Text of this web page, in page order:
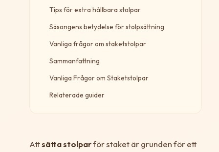
Tips för extra hållbara stolpar
Säsongens betydelse för stolpsättning
Vanliga frågor om staketstolpar
Sammanfattning
Vanliga Frågor om Staketstolpar
Relaterade guider
Attsätta stolparför staket är grunden för ett